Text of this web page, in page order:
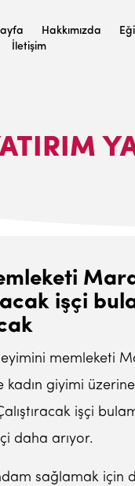
Hakkımızda
İletişim
işçi
memleketi
giyimi
işçi
daha arıyor.
sağlamak için